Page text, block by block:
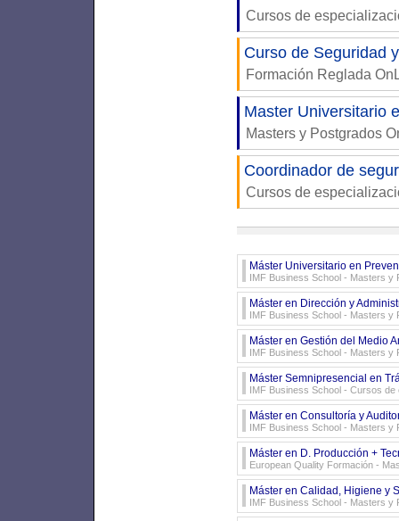
Cursos de
Curso de Seguridad
Formación Reglada
Master Universitario
Masters y Postgrados
Coordinador de
Cursos de
Máster Universitario en
IMF Business School - Masters y
Máster en Dirección y
IMF Business School - Masters y
Máster en Gestión del Medio
IMF Business School - Masters y
Máster Semnipresencial en
IMF Business School - Cursos de
Máster en Consultoría y
IMF Business School - Masters y
Máster en D. Producción +
European Quality Formación -
Máster en Calidad, Higiene y
IMF Business School - Masters y